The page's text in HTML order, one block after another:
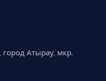
город Атырау, мкр.